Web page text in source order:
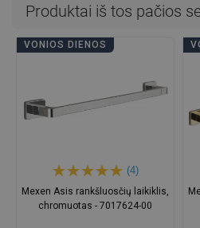
Produktai iš tos pačios
VONIOS DIENOS
(4)
Mexen Asis rankšluosčių laikiklis,
chromuotas - 7017624-00